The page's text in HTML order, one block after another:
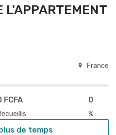
L'APPARTEMENT
France
FCFA 0
%
de temps